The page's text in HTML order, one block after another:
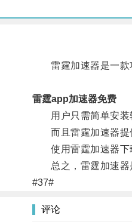
雷霆加速器是一款功
雷霆app加速器免费
用户只需简单安装软
而且雷霆加速器提
使用雷霆加速器下载
总之，雷霆加速器
#37#
评论